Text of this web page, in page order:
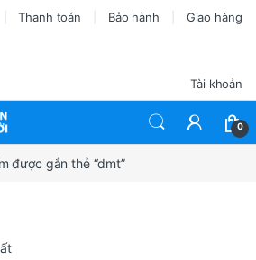
Thanh toán Bảo hành Giao hàng
Tài khoản
0
được gắn thẻ “dmt”